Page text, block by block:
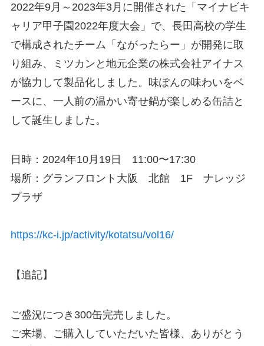
2022年9月～2023年3月に開催された「マイナビキ
ャリア甲子園2022年度大会」で、長田高校の学生
で構成されたチーム「ながったらー」が開発に取
り組み、ミツカンと地元企業の株式会社アイナス
が協力して製品化しました。味ぽんの味わいをベ
ースに、一人前の温かい寄せ鍋が楽しめる缶詰と
して誕生しました。
日時：2024年10月19日 11:00〜17:30
場所：グランフロント大阪 北館 1F ナレッジ
プラザ
https://kc-i.jp/activity/kotatsu/vol16/
【追記】
ご盛況につき300缶完売しました。
ご来場、ご購入していただいた皆様、ありがとう